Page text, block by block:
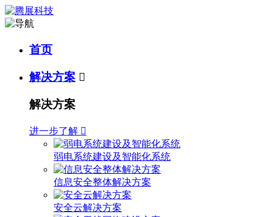
首页
解决方案 
解决方案
进一步了解 
弱电系统建设及智能化系统
信息安全整体解决方案
安全云解决方案